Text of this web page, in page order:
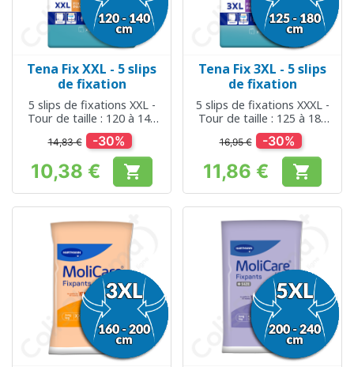
Tena Fix XXL - 5 slips
de fixation
5 slips de fixations XXL -
Tour de taille : 120 à 140
cm
14,83 € -30%
Prix
10,38 € 
Tena Fix 3XL - 5 slips
de fixation
5 slips de fixations XXXL -
Tour de taille : 125 à 180
cm
16,95 € -30%
Prix
11,86 € 